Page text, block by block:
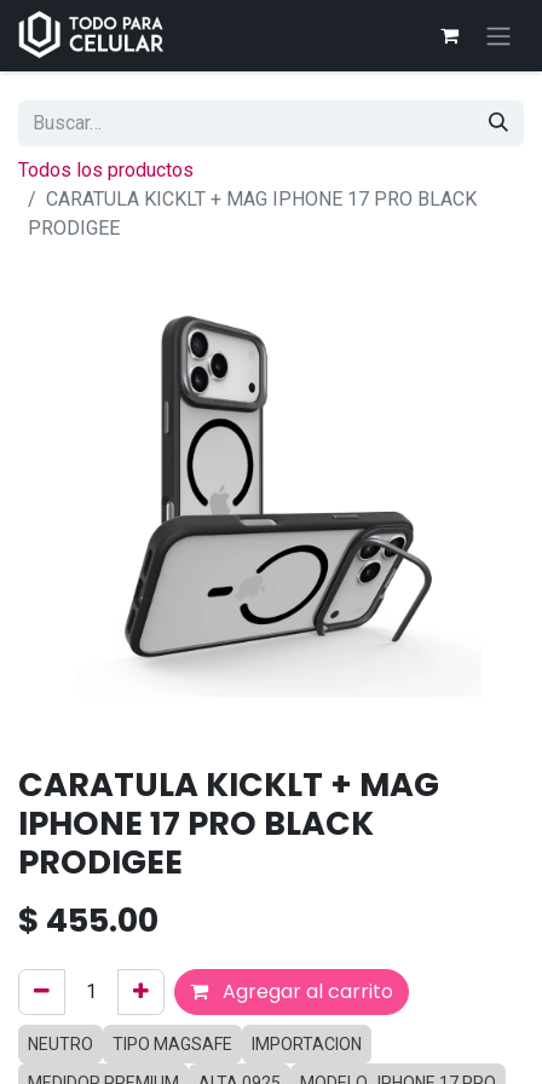
Todos los productos
CARATULA KICKLT + MAG IPHONE 17 PRO BLACK
PRODIGEE
CARATULA KICKLT + MAG
IPHONE 17 PRO BLACK
PRODIGEE
$ 455.00
Agregar al carrito
NEUTRO TIPO MAGSAFE
IMPORTACION